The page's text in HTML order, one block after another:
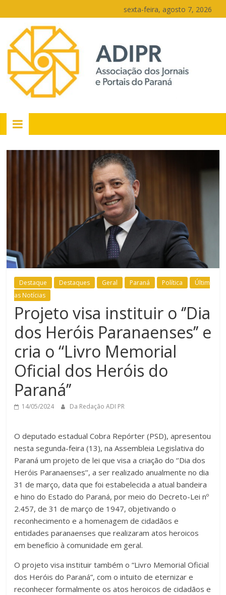
para
conteúdo
sexta-feira, agosto 7, 2026
PR
Portais
Portal
Destaque Destaques Geral Paraná Política
Últim
as Notícias
Projeto visa instituir o ‘’Dia
dos Heróis Paranaenses’’ e
cria o “Livro Memorial
Oficial dos Heróis do
Paraná’’
14/05/2024 Da Redação ADI PR
O deputado estadual Cobra Repórter (PSD), apresentou
nesta segunda-feira (13), na Assembleia Legislativa do
Paraná um projeto de lei que visa a criação do ‘’Dia dos
Heróis Paranaenses’’, a ser realizado anualmente no dia
31 de março, data que foi estabelecida a atual bandeira
e hino do Estado do Paraná, por meio do Decreto-Lei nº
2.457, de 31 de março de 1947, objetivando o
reconhecimento e a homenagem de cidadãos e
entidades paranaenses que realizaram atos heroicos
em benefício à comunidade em geral.
O projeto visa instituir também o “Livro Memorial Oficial
dos Heróis do Paraná”, com o intuito de eternizar e
reconhecer formalmente os atos heroicos de cidadãos e